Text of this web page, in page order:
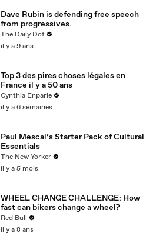
Dave Rubin is defending free speech
from progressives.
The Daily Dot
il y a 9 ans
Top 3 des pires choses légales en
France il y a 50 ans
Cynthia Enparle
il y a 6 semaines
Paul Mescal’s Starter Pack of Cultural
Essentials
The New Yorker
il y a 5 mois
WHEEL CHANGE CHALLENGE: How
fast can bikers change a wheel?
Red Bull
il y a 8 ans